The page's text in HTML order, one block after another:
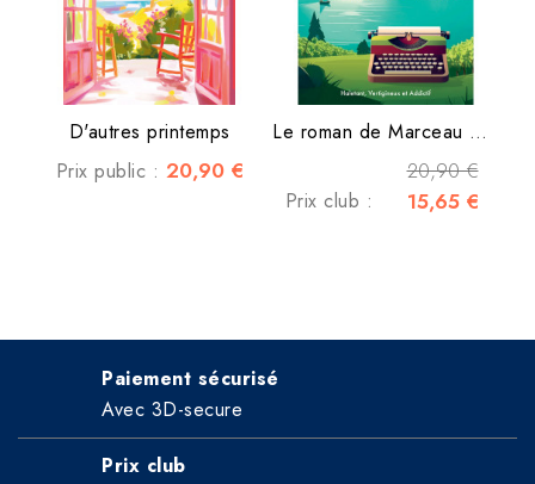
D'autres printemps
Prix public : 20,90 €
Le roman de Marceau Miller
20,90 €
Prix club : 15,65 €
Paiement sécurisé
Avec 3D-secure
Prix club